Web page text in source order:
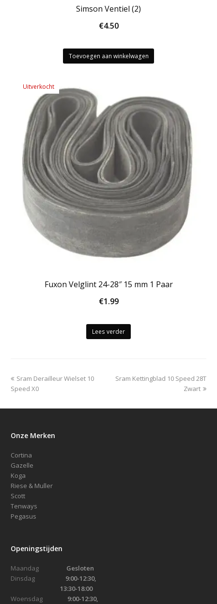
Simson Ventiel (2)
€4.50
Toevoegen aan winkelwagen
Uitverkocht
Fuxon Velglint 24-28″ 15 mm 1 Paar
€1.99
Lees verder
previous
post:
Sram Derailleur Wielset 10
Speed X0
next
Sram Kettingblad 10 Speed 28T
Zwart
Onze Merken
Cortina
Gazelle
Koga
Riese & Muller
Scott
Tenways
Pegasus
Openingstijden
Maandag Gesloten
Dinsdag 9:00-12:30,
13:30-18:00
Woensdag
9:00-12:30,